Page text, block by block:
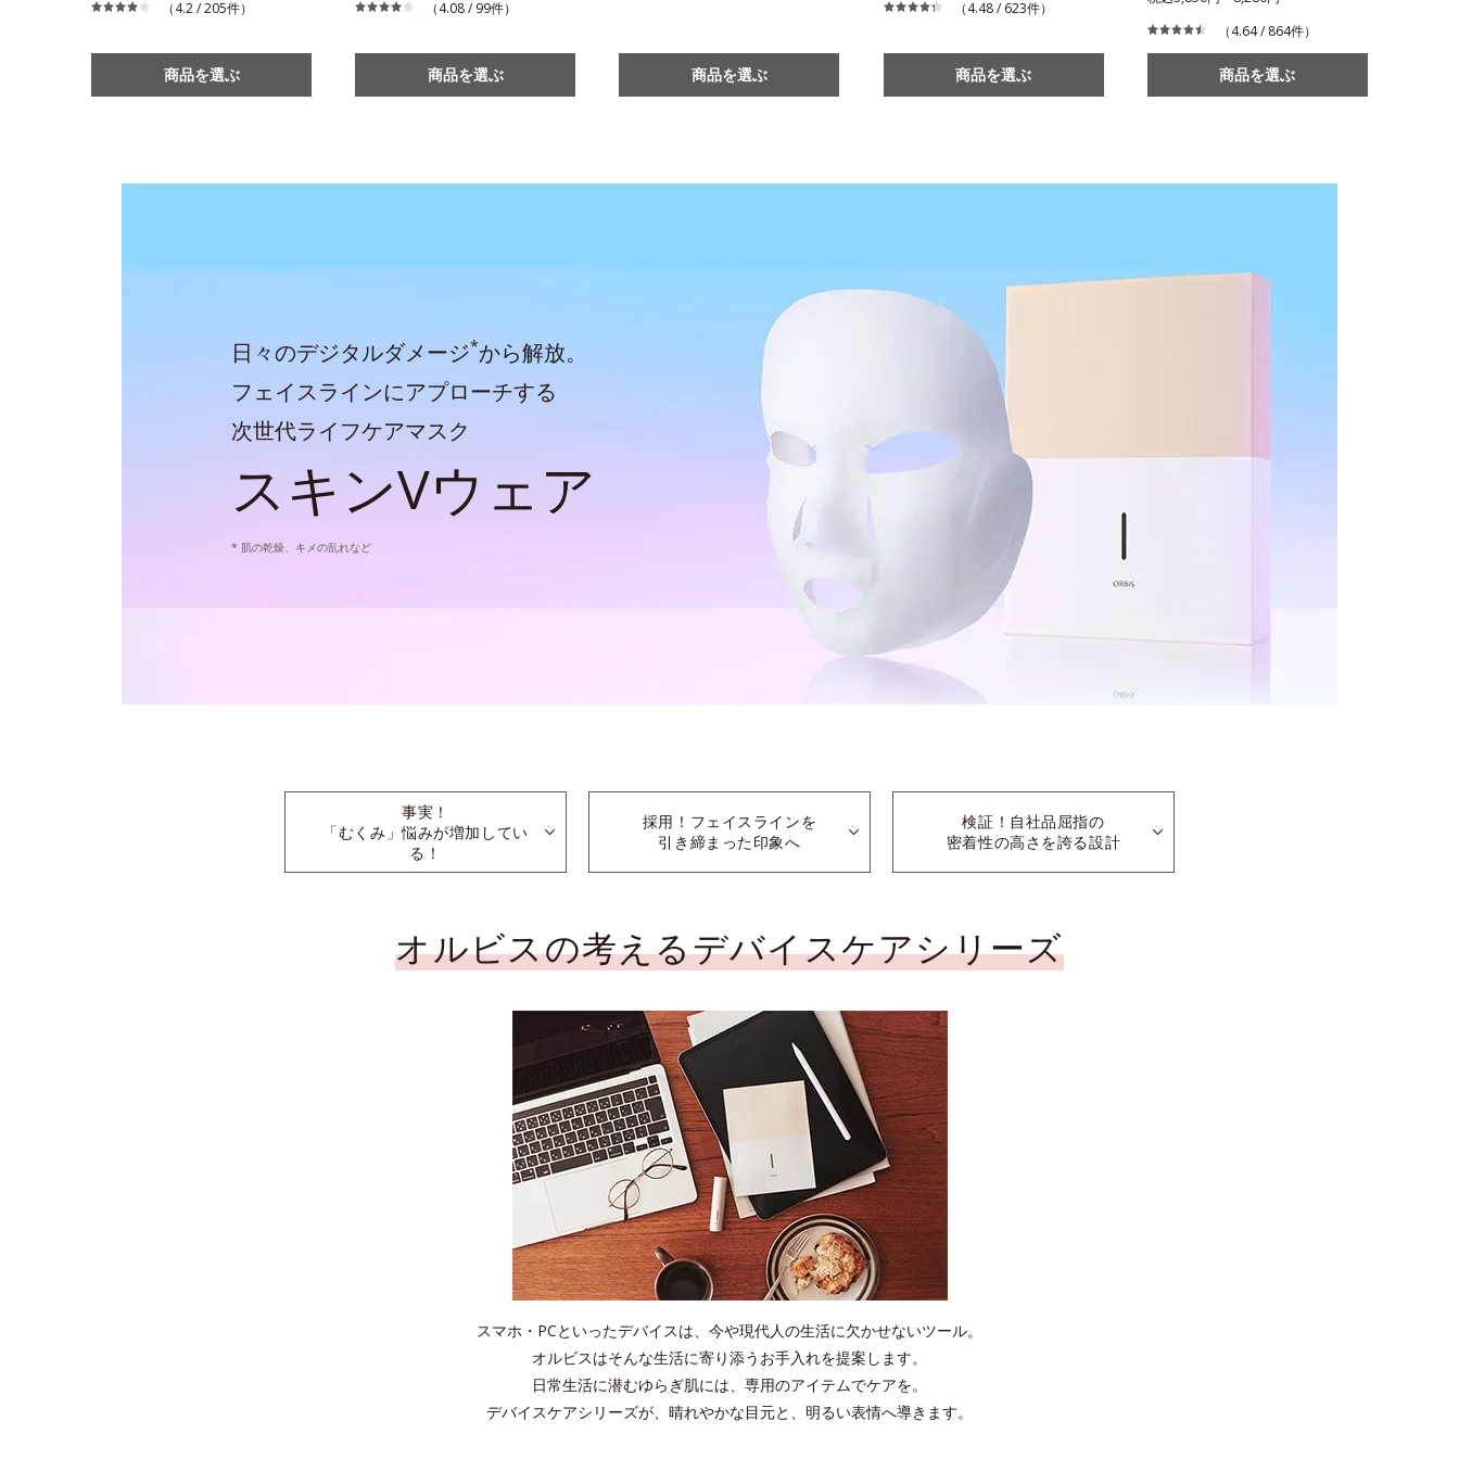
（4.2 / 205件）
商品を選ぶ
（4.08 / 99件）
商品を選ぶ 商品を選ぶ
（4.48 / 623件）
商品を選ぶ
（4.64 / 864件）
商品を選ぶ
日々のデジタルダメージ*から解放。
フェイスラインにアプローチする
次世代ライフケアマスク
スキンVウェア
* 肌の乾燥、キメの乱れなど
事実！
「むくみ」悩みが増加してい
る！
採用！フェイスラインを
引き締まった印象へ
検証！自社品屈指の
密着性の高さを誇る設計
オルビスの考えるデバイスケアシリーズ
スマホ・PCといったデバイスは、今や現代人の生活に欠かせないツール。
オルビスはそんな生活に寄り添うお手入れを提案します。
日常生活に潜むゆらぎ肌には、専用のアイテムでケアを。
デバイスケアシリーズが、晴れやかな目元と、明るい表情へ導きます。